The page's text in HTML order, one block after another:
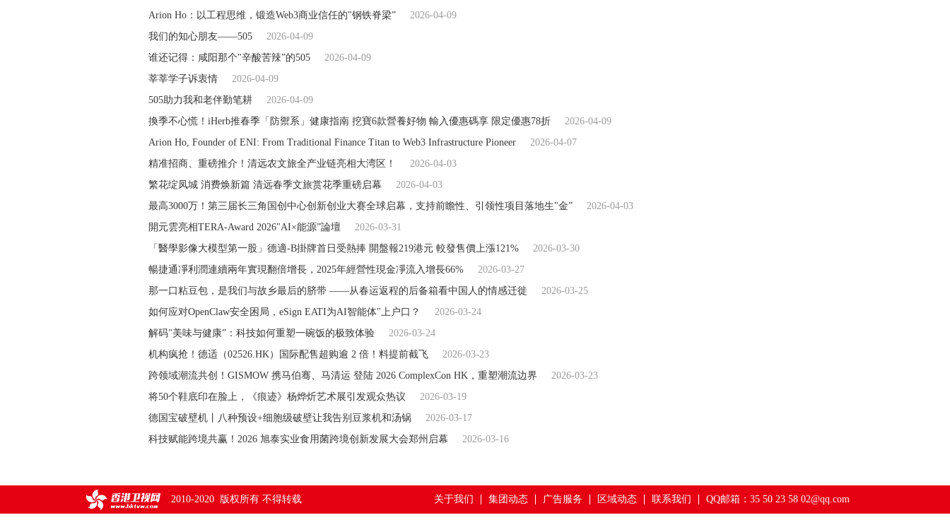
Arion Ho：以工程思维，锻造Web3商业信任的"钢铁脊梁”
2026-04-09
我们的知心朋友——505
2026-04-09
谁还记得：咸阳那个"辛酸苦辣”的505
2026-04-09
莘莘学子诉衷情
2026-04-09
505助力我和老伴勤笔耕
2026-04-09
換季不心慌！iHerb推春季「防禦系」健康指南 挖寶6款營養好物 輸入優惠碼享 限定優惠78折
2026-04-09
Arion Ho, Founder of ENI: From Traditional Finance Titan to Web3 Infrastructure Pioneer
2026-04-07
精准招商、重磅推介！清远农文旅全产业链亮相大湾区！
2026-04-03
繁花绽凤城 消费焕新篇 清远春季文旅赏花季重磅启幕
2026-04-03
最高3000万！第三届长三角国创中心创新创业大赛全球启幕，支持前瞻性、引领性项目落地生"金”
2026-04-03
開元雲亮相TERA-Award 2026"AI×能源”論壇
2026-03-31
「醫學影像大模型第一股」德適-B掛牌首日受熱捧 開盤報219港元 較發售價上漲121%
2026-03-30
暢捷通凈利潤連續兩年實現翻倍增長，2025年經營性現金凈流入增長66%
2026-03-27
那一口粘豆包，是我们与故乡最后的脐带 ——从春运返程的后备箱看中国人的情感迁徙
2026-03-25
如何应对OpenClaw安全困局，eSign EATI为AI智能体"上户口？
2026-03-24
解码"美味与健康”：科技如何重塑一碗饭的极致体验
2026-03-24
机构疯抢！德适（02526.HK）国际配售超购逾 2 倍！料提前截飞
2026-03-23
跨领域潮流共创！GISMOW 携马伯骞、马清运 登陆 2026 ComplexCon HK，重塑潮流边界
2026-03-23
将50个鞋底印在脸上，《痕迹》杨烨炘艺术展引发观众热议
2026-03-19
德国宝破壁机丨八种预设+细胞级破壁让我告别豆浆机和汤锅
2026-03-17
科技赋能跨境共赢！2026 旭泰实业食用菌跨境创新发展大会郑州启幕
2026-03-16
2010-2020 版权所有 不得转载 关于我们 集团动态 广告服务 区域动态 联系我们 QQ邮箱：35 50 23 58 02@qq.com